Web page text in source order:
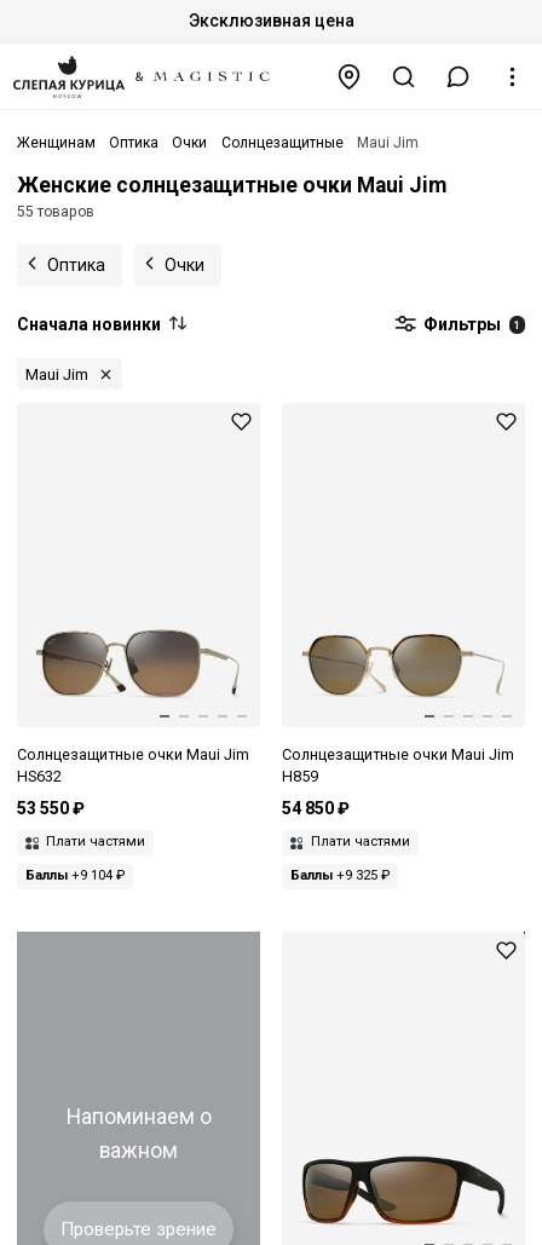
Эксклюзивная цена
Женщинам Оптика Очки Солнцезащитные Maui Jim
Женские солнцезащитные очки Maui Jim
55 товаров
Оптика Очки
Сначала новинки Фильтры 1
Maui Jim
Солнцезащитные очки Maui Jim
HS632
53 550 ₽
Плати частями
Баллы +9 104 ₽
Солнцезащитные очки Maui Jim
H859
54 850 ₽
Плати частями
Баллы+9 325 ₽
Напоминаем о
важном
Проверьте зрение